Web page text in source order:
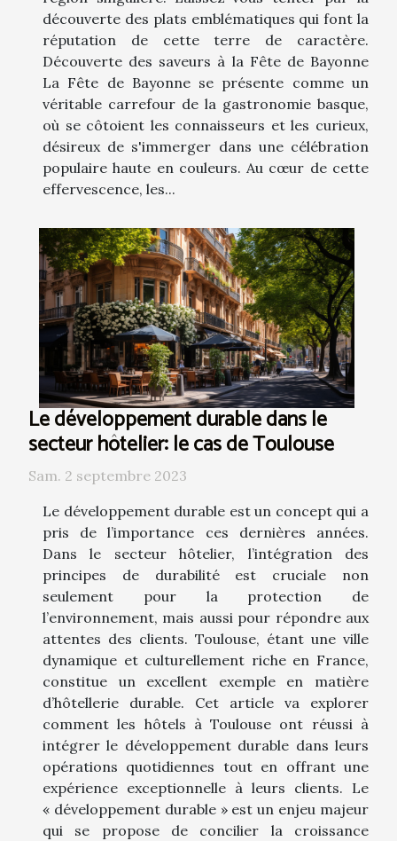
découverte des plats emblématiques qui font la
réputation de cette terre de caractère.
Découverte des saveurs à la Fête de Bayonne
La Fête de Bayonne se présente comme un
véritable carrefour de la gastronomie basque,
où se côtoient les connaisseurs et les curieux,
désireux de s'immerger dans une célébration
populaire haute en couleurs. Au cœur de cette
effervescence, les...
Le développement durable dans le
secteur hôtelier: le cas de Toulouse
Sam. 2 septembre 2023
Le développement durable est un concept qui a
pris de l’importance ces dernières années.
Dans le secteur hôtelier, l’intégration des
principes de durabilité est cruciale non
seulement pour la protection de
l’environnement, mais aussi pour répondre aux
attentes des clients. Toulouse, étant une ville
dynamique et culturellement riche en France,
constitue un excellent exemple en matière
d’hôtellerie durable. Cet article va explorer
comment les hôtels à Toulouse ont réussi à
intégrer le développement durable dans leurs
opérations quotidiennes tout en offrant une
expérience exceptionnelle à leurs clients. Le
« développement durable » est un enjeu majeur
qui se propose de concilier la croissance